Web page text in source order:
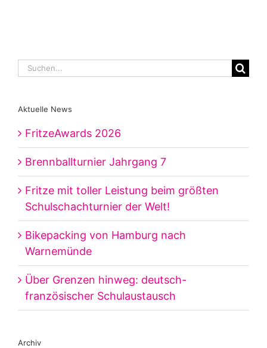
Suche
Aktuelle News
FritzeAwards 2026
Brennballturnier Jahrgang 7
Fritze mit toller Leistung beim größten
Schulschachturnier der Welt!
Bikepacking von Hamburg nach
Warnemünde
Über Grenzen hinweg: deutsch-
französischer Schulaustausch
Archiv